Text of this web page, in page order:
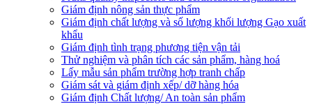
Giám định nông sản thực phẩm
Giám định chất lượng và số lượng khối lượng Gạo xuất
khẩu
Giám định tình trạng phương tiện vận tải
Thử nghiệm và phân tích các sản phẩm, hàng hoá
Lấy mẫu sản phẩm trường hợp tranh chấp
Giám sát và giám định xếp/ dỡ hàng hóa
Giám định Chất lượng/ An toàn sản phẩm